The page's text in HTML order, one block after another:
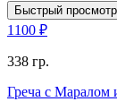
Быстрый просмотр
1100 ₽
338 гр.
Греча с Маралом